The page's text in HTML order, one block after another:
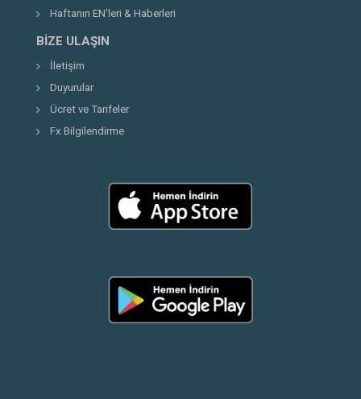
Haftanın EN'leri & Haberleri
BIZE ULAŞIN
İletişim
Duyurular
Ücret ve Tarifeler
Fx Bilgilendirme